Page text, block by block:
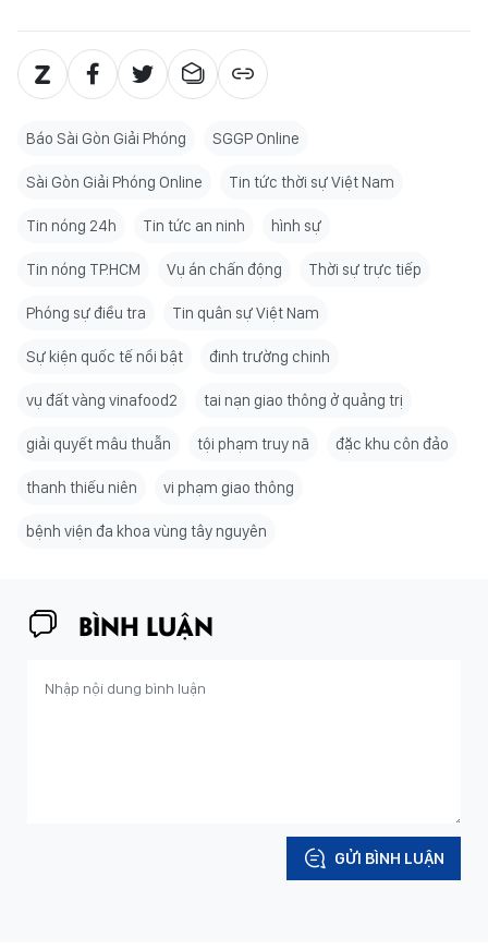
Báo Sài Gòn Giải Phóng SGGP Online
Sài Gòn Giải Phóng Online Tin tức thời sự Việt Nam
Tin nóng 24h Tin tức an ninh hình sự
Tin nóng TP.HCM Vụ án chấn động Thời sự trực tiếp
Phóng sự điều tra Tin quân sự Việt Nam
Sự kiện quốc tế nổi bật đinh trường chinh
vụ đất vàng vinafood2 tai nạn giao thông ở quảng trị
giải quyết mâu thuẫn tội phạm truy nã đặc khu côn đảo
thanh thiếu niên vi phạm giao thông
bệnh viện đa khoa vùng tây nguyên
BÌNH LUẬN
GỬI BÌNH LUẬN